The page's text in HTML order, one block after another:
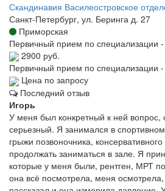
Скандинавия Василеостровское
Санкт-Петербург, ул. Беринга д. 27
Приморская
Первичный прием по специализации
2900 руб.
Первичный прием по специализации
Цена по запросу
Последний отзыв
Игорь
У меня был конкретный к ней вопрос,
серьезный. Я занимался в
грыжи позвоночника,
продолжать заниматься в зале. Я
которые у меня были, рентген, МРТ
она всё посмотрела, меня